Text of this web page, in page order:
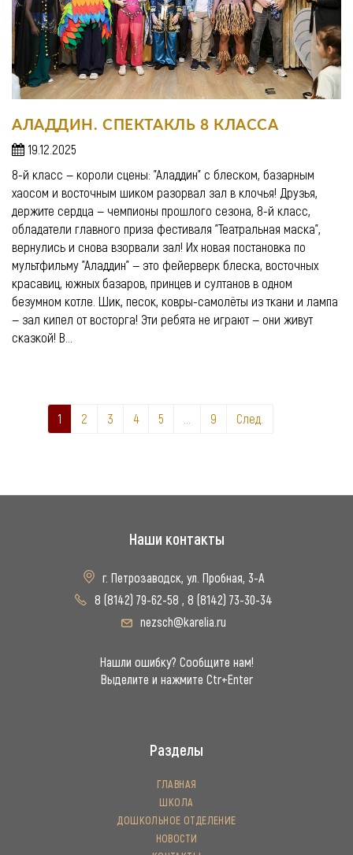
АЛАДДИН. СПЕКТАКЛЬ 8 КЛАССА
19.12.2025
8-й класс — короли сцены: "Аладдин" с блеском, базарным
хаосом и восточным шиком разорвал зал в клочья! Друзья,
держите сердца — чемпионы прошлого сезона, 8-й класс,
обладатели главного приза фестиваля "Театральная маска",
вернулись и снова взорвали зал! Их новая постановка по
мультфильму "Аладдин" — это фейерверк блеска, восточных
красавиц, южных базаров, принцев и султанов в одном
безумном котле. Шик, песок, ковры-самолёты из ткани и лампа
— зал кипел от восторга! Эти ребята не играют — они живут
сказкой! В...
1 2 3 4 5 ... 9 След.
Наши контакты
г. Петрозаводск, ул. Пробная, 3-А
8 (8142) 79-62-58 , 8 (8142) 73-30-34
nezsch@karelia.ru
Нашли ошибку? Сообщите нам!
Выделите и нажмите Ctr+Enter
Разделы
ГЛАВНАЯ
ШКОЛА
ДОШКОЛЬНОЕ ОТДЕЛЕНИЕ
НОВОСТИ